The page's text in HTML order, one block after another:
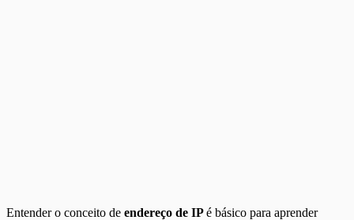
Entender o conceito de endereço de IPé básico para aprender